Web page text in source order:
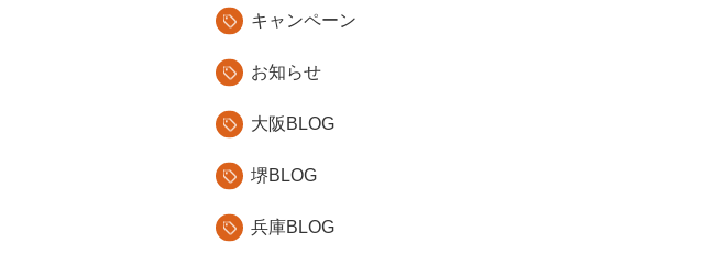
キャンペーン
お知らせ
大阪BLOG
堺BLOG
兵庫BLOG